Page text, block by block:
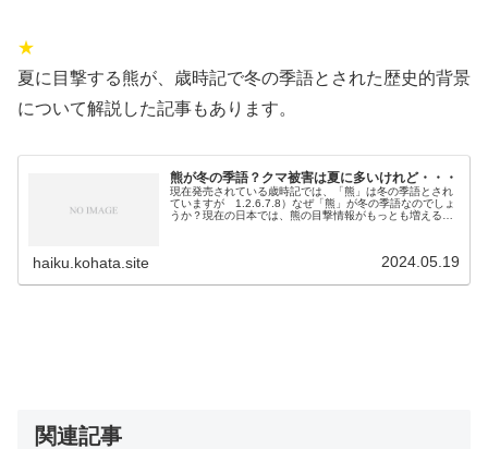
★
夏に目撃する熊が、歳時記で冬の季語とされた歴史的背景
について解説した記事もあります。
熊が冬の季語？クマ被害は夏に多いけれど・・・
現在発売されている歳時記では、「熊」は冬の季語とされ
ていますが 1.2.6.7.8）なぜ「熊」が冬の季語なのでしょ
うか？現在の日本では、熊の目撃情報がもっとも増えるの
haiku.kohata.site 2024.05.19
関連記事